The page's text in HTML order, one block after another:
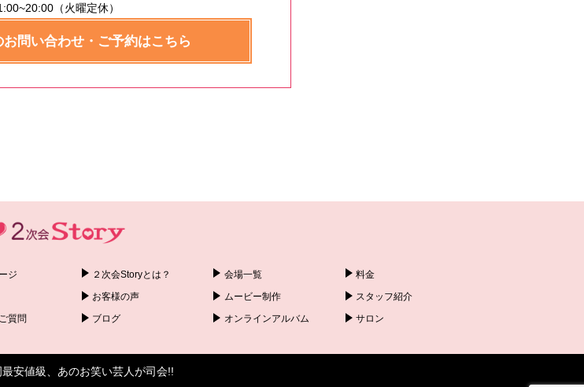
（火曜定休）
お問い合わせ・ご予約はこちら
ジ ２次会Storyとは？ 会場一覧 料金
お客様の声 ムービー制作 スタッフ紹介
質問 ブログ オンラインアルバム サロン
安値級、あのお笑い芸人が司会!!